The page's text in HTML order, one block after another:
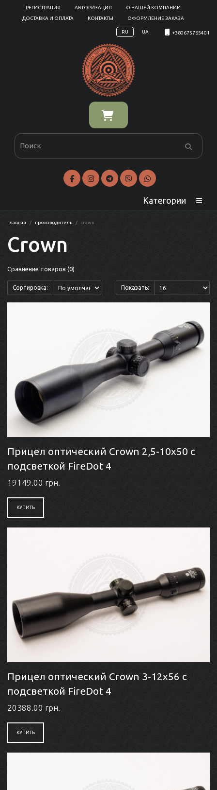
РЕГИСТРАЦИЯ АВТОРИЗАЦИЯ
О НАШЕЙ КОМПАНИИ
ДОСТАВКА И ОПЛАТА
КОНТАКТЫ ОФОРМЛЕНИЕ ЗАКАЗА
RU UA +380675765401
Категории
главная производитель crown
Crown
Сравнение товаров (0)
Сортировка: Показать:
Прицел оптический Crown 2,5-10x50 с
подсветкой FireDot 4
19149.00 грн.
КУПИТЬ
Прицел оптический Crown 3-12x56 с
подсветкой FireDot 4
20388.00 грн.
КУПИТЬ